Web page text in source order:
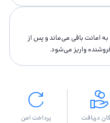
امانت باقى مى‌ماند و پس از
واريز مى‌شود.
دریافت
پرداخت امن